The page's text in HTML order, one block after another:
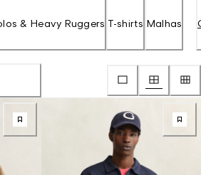
& Heavy Ruggers T-shirts Malhas